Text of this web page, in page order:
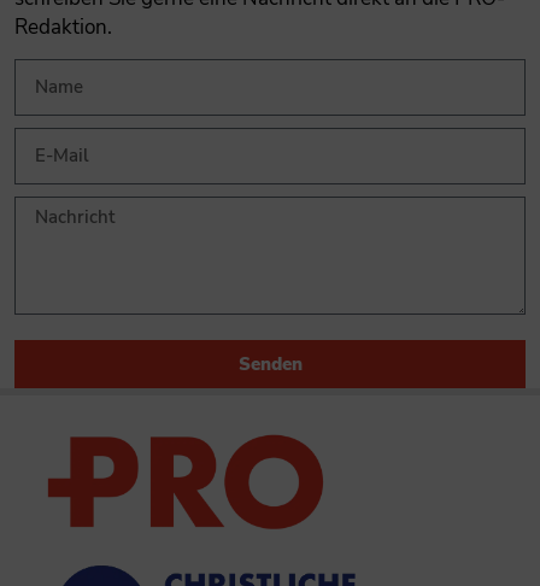
Redaktion.
Senden